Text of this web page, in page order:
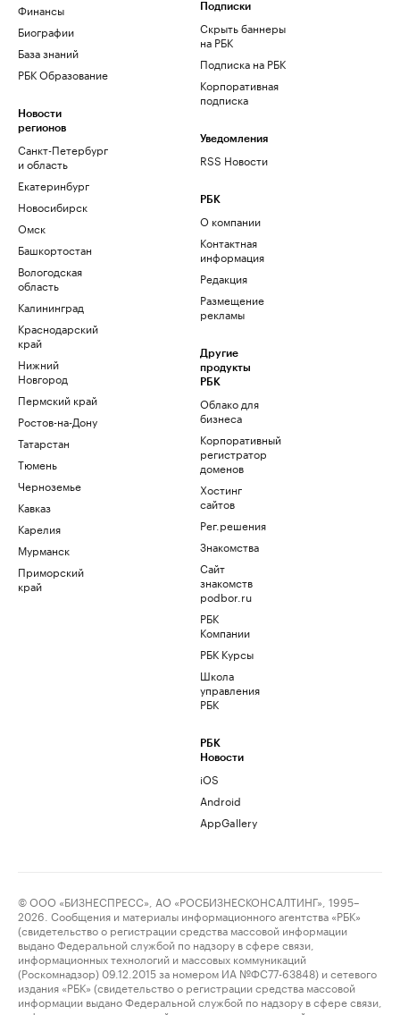
Финансы
Биографии
База знаний
РБК Образование
Новости
регионов
Санкт-Петербург
и область
Екатеринбург
Новосибирск
Омск
Башкортостан
Вологодская
область
Калининград
Краснодарский
край
Нижний
Новгород
Пермский край
Ростов-на-Дону
Татарстан
Тюмень
Черноземье
Кавказ
Карелия
Мурманск
Приморский
край
Подписки
Скрыть баннеры
на РБК
Подписка на РБК
Корпоративная
подписка
Уведомления
RSS Новости
РБК
О компании
Контактная
информация
Редакция
Размещение
рекламы
Другие
продукты
РБК
Облако для
бизнеса
Корпоративный
регистратор
доменов
Хостинг
сайтов
Рег.решения
Знакомства
Сайт
знакомств
podbor.ru
РБК
Компании
РБК Курсы
Школа
управления
РБК
РБК
Новости
iOS
Android
AppGallery
© ООО «БИЗНЕСПРЕСС», АО «РОСБИЗНЕСКОНСАЛТИНГ», 1995–
2026. Сообщения и материалы информационного агентства «РБК»
(свидетельство о регистрации средства массовой информации
выдано Федеральной службой по надзору в сфере связи,
информационных технологий и массовых коммуникаций
(Роскомнадзор) 09.12.2015 за номером ИА №ФС77-63848) и сетевого
издания «РБК» (свидетельство о регистрации средства массовой
информации выдано Федеральной службой по надзору в сфере связи,